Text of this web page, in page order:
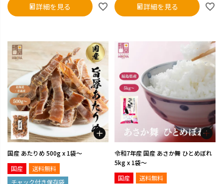
詳細を見る 詳細を見る
国産 あたりめ 500g x 1袋～
国産
送料無料
チャック付き保存袋
令和7年産 国産 あさか舞 ひとめぼれ
5kg x 1袋～
国産
送料無料